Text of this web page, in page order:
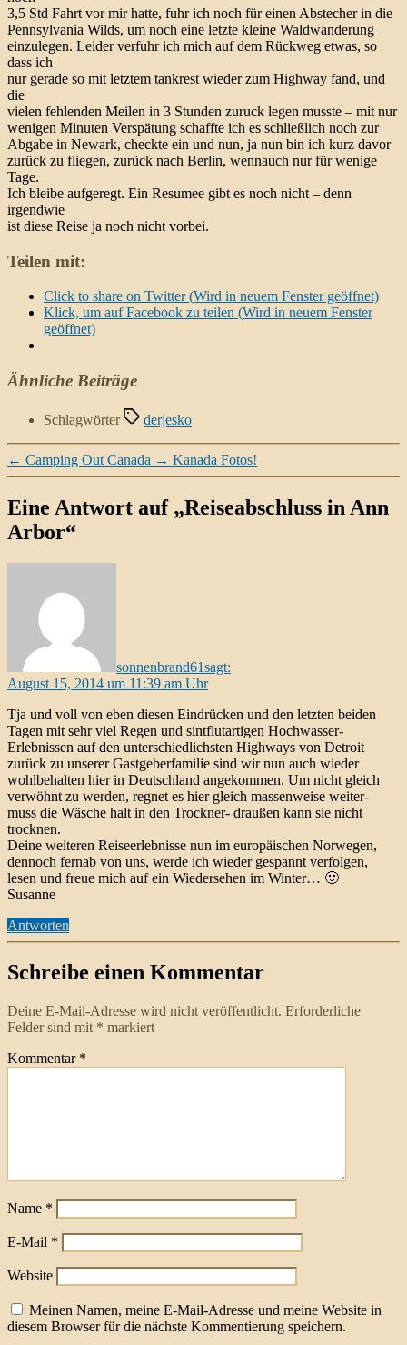
3,5 Std Fahrt vor mir hatte, fuhr ich noch für einen Abstecher in die
Pennsylvania Wilds, um noch eine letzte kleine Waldwanderung
einzulegen. Leider verfuhr ich mich auf dem Rückweg etwas, so
dass ich
nur gerade so mit letztem tankrest wieder zum Highway fand, und
die
vielen fehlenden Meilen in 3 Stunden zuruck legen musste – mit nur
wenigen Minuten Verspätung schaffte ich es schließlich noch zur
Abgabe in Newark, checkte ein und nun, ja nun bin ich kurz davor
zurück zu fliegen, zurück nach Berlin, wennauch nur für wenige
Tage.
Ich bleibe aufgeregt. Ein Resumee gibt es noch nicht – denn
irgendwie
ist diese Reise ja noch nicht vorbei.
Teilen mit:
Click to share on Twitter (Wird in neuem Fenster geöffnet)
Klick, um auf Facebook zu teilen (Wird in neuem Fenster
geöffnet)
Ähnliche Beiträge
Schlagwörter derjesko
← Camping Out Canada → Kanada Fotos!
Eine Antwort auf „Reiseabschluss in Ann
Arbor“
sonnenbrand61sagt:
August 15, 2014 um 11:39 am Uhr
Tja und voll von eben diesen Eindrücken und den letzten beiden
Tagen mit sehr viel Regen und sintflutartigen Hochwasser-
Erlebnissen auf den unterschiedlichsten Highways von Detroit
zurück zu unserer Gastgeberfamilie sind wir nun auch wieder
wohlbehalten hier in Deutschland angekommen. Um nicht gleich
verwöhnt zu werden, regnet es hier gleich massenweise weiter-
muss die Wäsche halt in den Trockner- draußen kann sie nicht
trocknen.
Deine weiteren Reiseerlebnisse nun im europäischen Norwegen,
dennoch fernab von uns, werde ich wieder gespannt verfolgen,
lesen und freue mich auf ein Wiedersehen im Winter… 🙂
Susanne
Antworten
Schreibe einen Kommentar
Deine E-Mail-Adresse wird nicht veröffentlicht. Erforderliche
Felder sind mit * markiert
Kommentar *
Name *
E-Mail *
Website
Meinen Namen, meine E-Mail-Adresse und meine Website in
diesem Browser für die nächste Kommentierung speichern.